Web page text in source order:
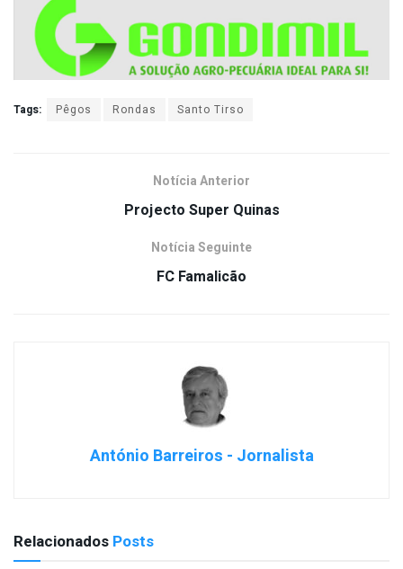
Tags: Pêgos Rondas Santo Tirso
Notícia Anterior
Projecto Super Quinas
Notícia Seguinte
FC Famalicão
António Barreiros - Jornalista
Relacionados Posts